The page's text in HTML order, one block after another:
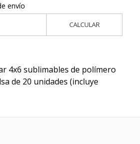
envío
CALCULAR
4x6 sublimables de polímero
de 20 unidades (incluye